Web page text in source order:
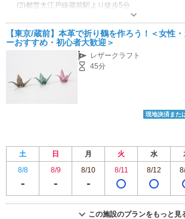
(2)都営大江戸線蔵前駅より徒歩5分
営業時間：火・水・木・金 12:00-18:30 営業時間
駐車場なし
【東京/蔵前】本革で折り鶴を作ろう！＜女性
ーおすすめ・初心者大歓迎＞
レザークラフト
45分
現地決済また
土 日 月 火 水
8/8
8/9 8/10 8/11 8/12
この施設のプランをもっと見